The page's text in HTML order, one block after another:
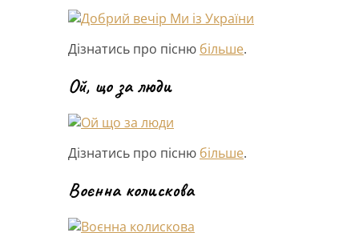
Дізнатись про пісню більше.
Ой, що за люди
Дізнатись про пісню більше.
Воєнна колискова